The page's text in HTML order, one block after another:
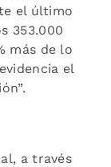
el último
353.000
más de lo
el
a través